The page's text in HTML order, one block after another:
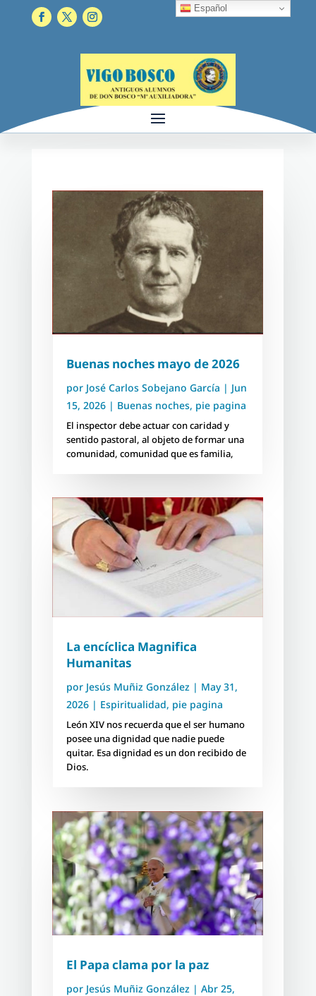
Buenas noches mayo de 2026
por José Carlos Sobejano García | Jun
15, 2026| Buenas noches, pie pagina
El inspector debe actuar con caridad y
sentido pastoral, al objeto de formar una
comunidad, comunidad que es familia,
La encíclica Magnifica
Humanitas
por Jesús Muñiz González| May 31,
2026| Espiritualidad, pie pagina
León XIV nos recuerda que el ser humano
posee una dignidad que nadie puede
quitar. Esa dignidad es un don recibido de
Dios.
El Papa clama por la paz
por Jesús Muñiz González| Abr 25,
Español